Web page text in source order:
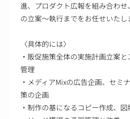
進、プロダクト広報を組み合わ
の立案～執行までをお任せいたし
〈具体的には〉
・販促施策全体の実施計画立案
管理
・メディアMixの広告企画、セミ
策の企画
・制作の基になるコピー作成、図